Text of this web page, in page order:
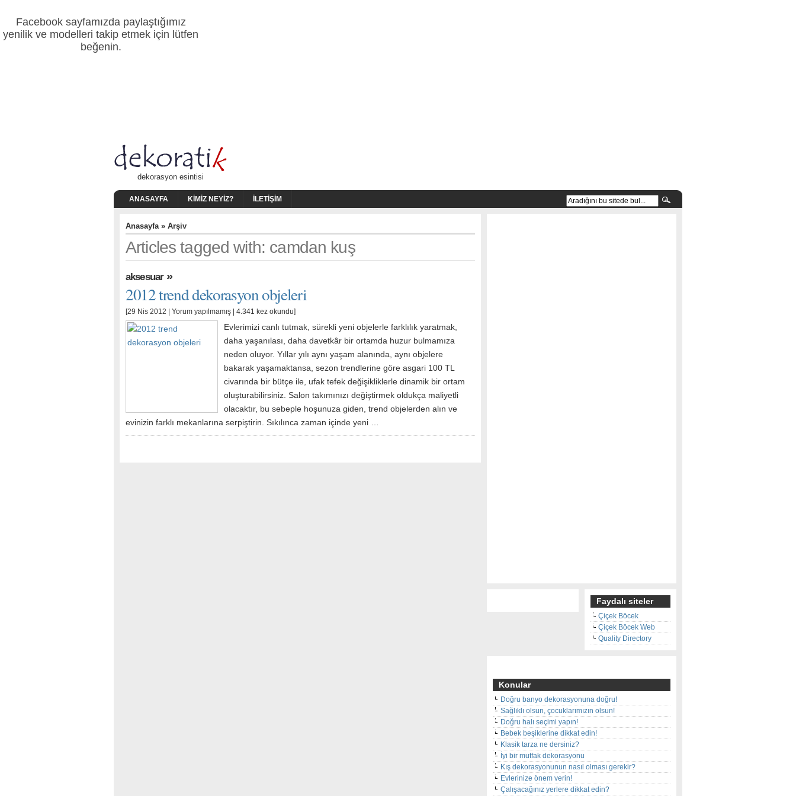
Facebook sayfamızda paylaştığımız
yenilik ve modelleri takip etmek için lütfen
beğenin.
dekorasyon esintisi
ANASAYFA KIMIZ NEYIZ? İLETIŞIM
Anasayfa» Arşiv
Articles tagged with: camdan kuş
aksesuar»
2012 trend dekorasyon objeleri
[29 Nis 2012 | Yorum yapılmamış | 4.341 kez okundu]
Evlerimizi canlı tutmak, sürekli yeni objelerle farklılık yaratmak,
daha yaşanılası, daha davetkâr bir ortamda huzur bulmamıza
neden oluyor. Yıllar yılı aynı yaşam alanında, aynı objelere
bakarak yaşamaktansa, sezon trendlerine göre asgari 100 TL
civarında bir bütçe ile, ufak tefek değişikliklerle dinamik bir ortam
oluşturabilirsiniz. Salon takımınızı değiştirmek oldukça maliyetli
olacaktır, bu sebeple hoşunuza giden, trend objelerden alın ve
evinizin farklı mekanlarına serpiştirin. Sıkılınca zaman içinde yeni …
Faydalı siteler
Çiçek Böcek
Çiçek Böcek Web
Quality Directory
Konular
Doğru banyo dekorasyonuna doğru!
Sağlıklı olsun, çocuklarımızın olsun!
Doğru halı seçimi yapın!
Bebek beşiklerine dikkat edin!
Klasik tarza ne dersiniz?
İyi bir mutfak dekorasyonu
Kış dekorasyonunun nasıl olması gerekir?
Evlerinize önem verin!
Çalışacağınız yerlere dikkat edin?